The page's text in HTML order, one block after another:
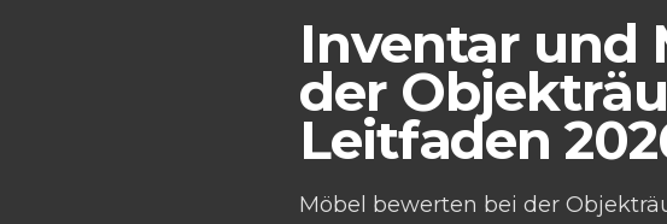
Inventar und
der
Leitfaden
Möbel bewerten bei der